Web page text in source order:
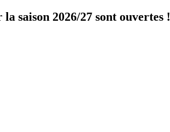
saison 2026/27 sont ouvertes !